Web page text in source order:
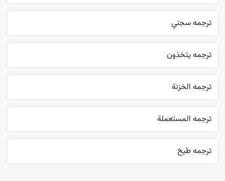
ترجمه سجني
ترجمه يتخذون
ترجمه الخزنة
ترجمه المستعملة
ترجمه طيخ